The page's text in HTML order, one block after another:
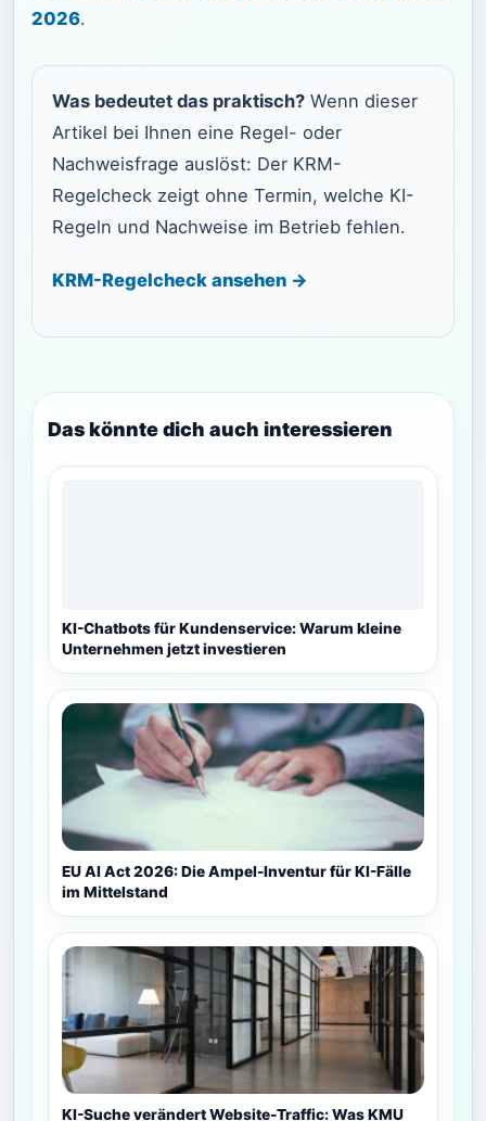
2026.
Was bedeutet das praktisch? Wenn dieser
Artikel bei Ihnen eine Regel- oder
Nachweisfrage auslöst: Der KRM-
Regelcheck zeigt ohne Termin, welche KI-
Regeln und Nachweise im Betrieb fehlen.
KRM-Regelcheck ansehen →
Das könnte dich auch interessieren
KI-Chatbots für Kundenservice: Warum kleine
Unternehmen jetzt investieren
EU AI Act 2026: Die Ampel-Inventur für KI-Fälle
im Mittelstand
KI-Suche verändert Website-Traffic: Was KMU